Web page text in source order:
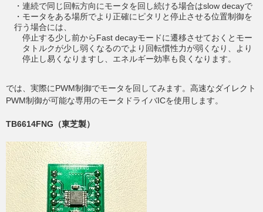
・連続で同じ回転方向にモータを回し続ける場合はslow decayで
・モータをある場所でより正確にピタリと停止させる位置制御を
行う場合には、
停止する少し前からFast decayモードに遷移させておくとモー
タトルクが少し弱くなるのでより回転慣性力が弱くなり、より
停止し易くなりますし、エネルギー効率も良くなります。
では、実際にPWM制御でモータを回してみます。高速なダイレクト
PWM制御が可能な専用のモータドライバICを使用します。
TB6614FNG（東芝製）